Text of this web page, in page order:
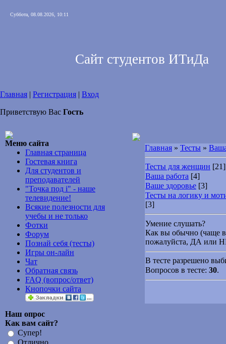
Суббота, 08.08.2026, 10:11
Сайт студентов ИТиДа
Главная | Регистрация | Вход
Приветствую Вас Гость
Меню сайта
Главная страница
Гостевая книга
Для студентов и
преподавателей
"Точка под i" - наше
телевидение!
Всякие полезности для
учебы и не только
Фотки
Форум
Познай себя (тесты)
Игры он-лайн
Чат
Обратная связь
FAQ (вопрос/ответ)
Кнопочки сайта
Наш опрос
Как вам сайт?
Супер!
Главная » Тесты »
Тесты для женщин [21]
Ваша работа [4]
Ваше здоровье [3]
Тесты на логику и
[3]
Умение слушать?
Как вы обычно (чаще
пожалуйста, ДА или
В тесте разрешено
Вопросов в тесте: 30.